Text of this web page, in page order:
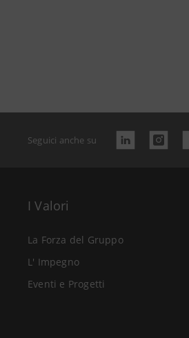
Seguici anche su
I Valori
La Forza del Gruppo
L' Impegno
Eventi e Progetti